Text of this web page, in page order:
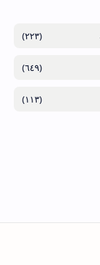
(٢٢٣)
(٦٤٩)
(١١٣)